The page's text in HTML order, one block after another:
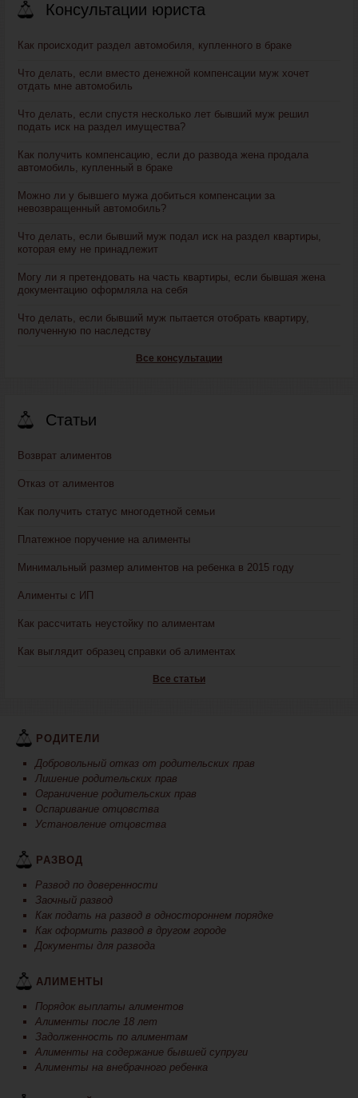
Консультации юриста
Как происходит раздел автомобиля, купленного в браке
Что делать, если вместо денежной компенсации муж хочет
отдать мне автомобиль
Что делать, если спустя несколько лет бывший муж решил
подать иск на раздел имущества?
Как получить компенсацию, если до развода жена продала
автомобиль, купленный в браке
Можно ли у бывшего мужа добиться компенсации за
невозвращенный автомобиль?
Что делать, если бывший муж подал иск на раздел квартиры,
которая ему не принадлежит
Могу ли я претендовать на часть квартиры, если бывшая жена
документацию оформляла на себя
Что делать, если бывший муж пытается отобрать квартиру,
полученную по наследству
Все консультации
Статьи
Возврат алиментов
Отказ от алиментов
Как получить статус многодетной семьи
Платежное поручение на алименты
Минимальный размер алиментов на ребенка в 2015 году
Алименты с ИП
Как рассчитать неустойку по алиментам
Как выглядит образец справки об алиментах
Все статьи
РОДИТЕЛИ
Добровольный отказ от родительских прав
Лишение родительских прав
Ограничение родительских прав
Оспаривание отцовства
Установление отцовства
РАЗВОД
Развод по доверенности
Заочный развод
Как подать на развод в одностороннем порядке
Как оформить развод в другом городе
Документы для развода
АЛИМЕНТЫ
Порядок выплаты алиментов
Алименты после 18 лет
Задолженность по алиментам
Алименты на содержание бывшей супруги
Алименты на внебрачного ребенка